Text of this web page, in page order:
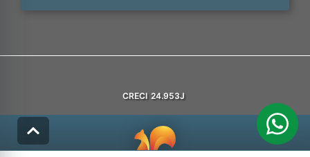
CRECI 24.953J